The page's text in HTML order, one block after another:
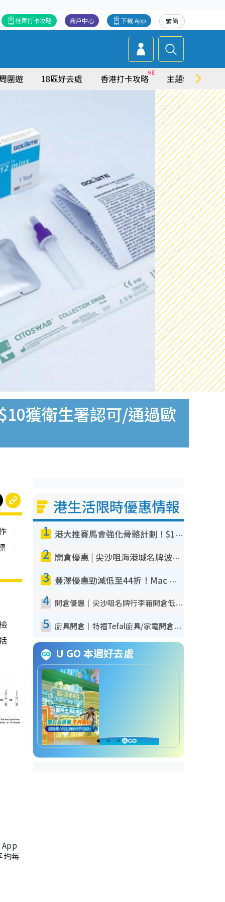
繁简
下載 App
商戶中心
社群打卡攻略
圍遊 18區好去處 香港打卡攻略 主題特集
獲衛生署認可/通過歐
均每
港生活限時優惠情報
1 港大推賽馬會強化骨骼計劃！$100骨質密度X光檢查 完成免費運動訓練送超市禮券！附參加資格
2 開倉優惠 | 尖沙咀海港城名牌波鞋開倉低至1折！On鞋$899起／Joy&Peace鞋履$98起
3 豐澤優惠勁減低至44折！Mac mini/iPhone17Pro大減價！廚房家電$220起
4 開倉優惠｜尖沙咀名牌行李箱開倉低至4折！一連5日 American Tourister/ace./Hallmark $200起！
5 廚具開倉｜特福Tefal廚具/家電開倉低至3折！$220起買平底鍋/炒鑊/湯煲！電飯煲/吸塵機/燙斗$418起
U GO 本週好去處